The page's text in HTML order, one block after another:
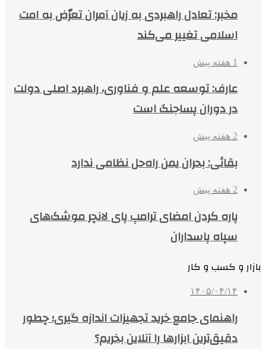
مخبر: تعادل راهبردی به زیان آمران تعرّض به امت
اسلامی تغییر می‌کند
1 هفته پیش
عارف: توسعه علم و فناوری، راهبرد اصلی دولت
در دوران پساجنگ است
2 هفته پیش
بقائی: بحران یمن راه‌حل نظامی ندارد
2 هفته پیش
پاره کردن امضای ترامپ پای لانچر موشک‌های
سپاه پاسداران
بازار و کسب و کار
۱۴۰۵/۰۴/۱۴
راهنمای جامع خرید تجهیزات اندازه گیری؛ چطور
دقیق‌ترین ابزارها را آنلاین بخریم؟